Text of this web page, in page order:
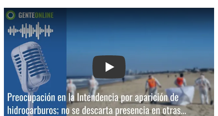
Play: Preocupación en la Intendencia